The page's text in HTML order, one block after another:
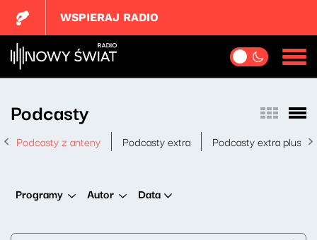
WSPIERAJ RADIO
Podcasty
Podcasty z anteny Podcasty extra Podcasty extra plus
Programy Autor Data